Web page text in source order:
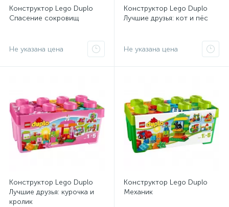
Конструктор Lego Duplo
Спасение сокровищ
Не указана цена
Конструктор Lego Duplo
Лучшие друзья: кот и пёс
Не указана цена
Конструктор Lego Duplo
Лучшие друзья: курочка и
кролик
Конструктор Lego Duplo
Механик